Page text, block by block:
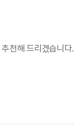
천해 드리겠습니다.